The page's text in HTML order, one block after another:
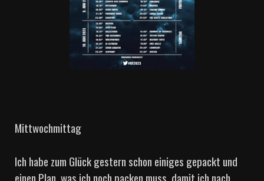
Mittwochmittag
Ich habe zum Glück gestern schon einiges gepackt und
einen Plan, was ich noch packen muss, damit ich nach